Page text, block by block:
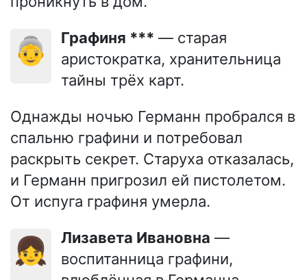
👵 Графиня *** — старая
аристократка, хранительница
тайны трёх карт.
Однажды ночью Германн пробрался в
спальню графини и потребовал
раскрыть секрет. Старуха отказалась,
и Германн пригрозил ей пистолетом.
От испуга графиня умерла.
👧 Лизавета Ивановна —
воспитанница графини,